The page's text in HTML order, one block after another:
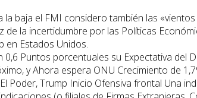
la baja el FMI considero también las
de la incertidumbre por las Políticas
en Estados Unidos.
0,6 Puntos porcentuales su Expectativa del
y Ahora espera ONU Crecimiento de
Poder, Trump Inicio Ofensiva frontal Una